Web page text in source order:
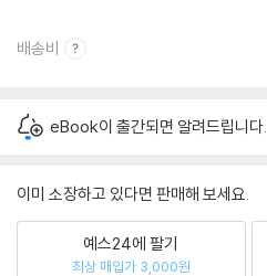
배송비
eBook이 출간되면 알려드립니다.
이미 소장하고 있다면 판매해 보세요.
예스24에 팔기
최상 매입가 3,000원